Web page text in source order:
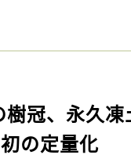
樹冠、永久
の定量化